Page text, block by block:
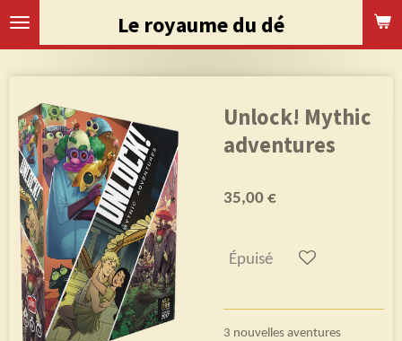
Passer
Le royaume du dé
Unlock! Mythic
adventures
35,00 €
Épuisé
3 nouvelles aventures